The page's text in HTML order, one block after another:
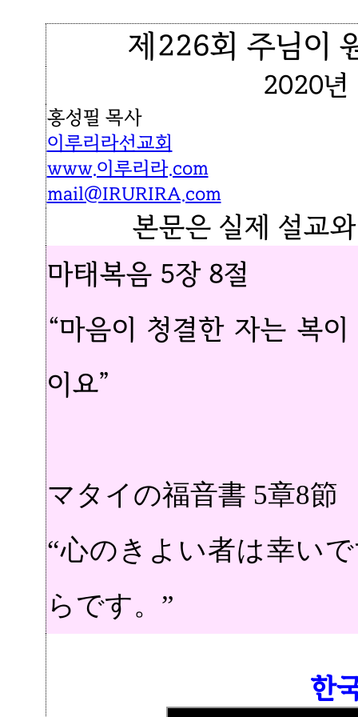
제226회 주님이
2020년
홍성필 목사
이루리라선교회
www.이루리라.com
mail@IRURIRA.com
본문은 실제 설교
마태복음 5장 8절
“마음이 청결한 자는 복
이요”
マタイの福音書 5章8節
“心のきよい者は幸い
らです。”
한